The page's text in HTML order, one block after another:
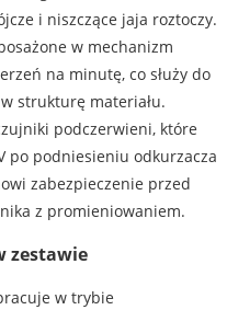
i niszczące jaja roztoczy.
w mechanizm
na minutę, co służy do
strukturę materiału.
podczerwieni, które
po podniesieniu odkurzacza
zabezpieczenie przed
z promieniowaniem.
zestawie
w trybie